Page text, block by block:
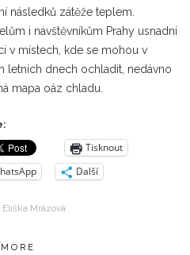
následků zátěže teplem.
i návštěvníkům Prahy usnadní
v místech, kde se mohou v
letních dnech ochladit, nedávno
mapa oáz chladu.
Tisknout
Další
Eliška Mrázová